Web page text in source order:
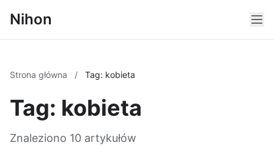
Nihon
Strona główna / Tag: kobieta
Tag: kobieta
Znaleziono 10 artykułów